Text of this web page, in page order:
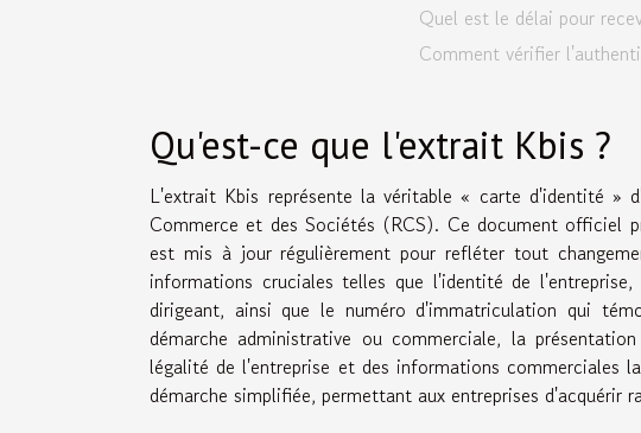
Quel est le délai pour
Comment vérifier
Qu'est-ce que l'extrait Kbis ?
L'extrait Kbis représente la véritable « carte d'identité »
Commerce et des Sociétés (RCS). Ce document officiel
est mis à jour régulièrement pour refléter tout
informations cruciales telles que l'identité de
dirigeant, ainsi que le numéro d'immatriculation qui
démarche administrative ou commerciale, la
légalité de l'entreprise et des informations commerciales
démarche simplifiée, permettant aux entreprises d'acquérir